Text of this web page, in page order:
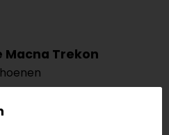
Macna Trekon